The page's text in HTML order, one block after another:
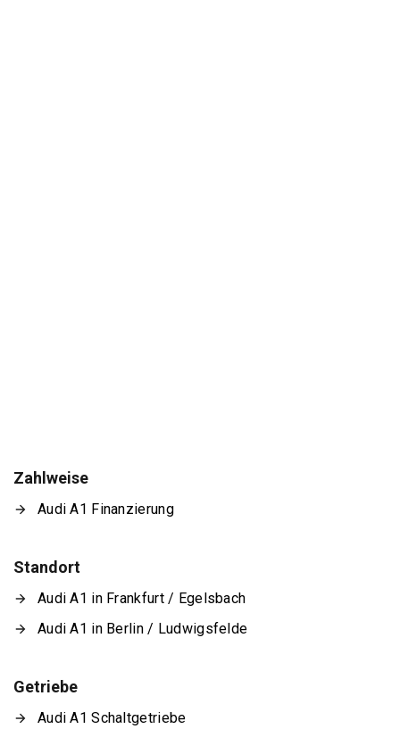
Zahlweise
Audi A1 Finanzierung
Standort
Audi A1 in Frankfurt / Egelsbach
Audi A1 in Berlin / Ludwigsfelde
Getriebe
Audi A1 Schaltgetriebe